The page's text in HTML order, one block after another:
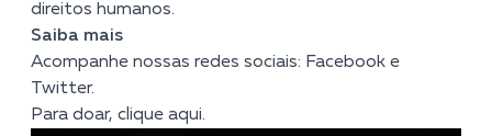
direitos humanos.
Saiba mais
Acompanhe nossas redes sociais: Facebook e
Twitter.
Para doar, clique aqui.